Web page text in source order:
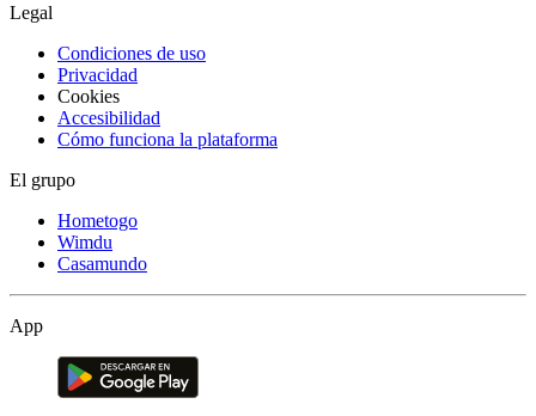
Legal
Condiciones de uso
Privacidad
Cookies
Accesibilidad
Cómo funciona la plataforma
El grupo
Hometogo
Wimdu
Casamundo
App